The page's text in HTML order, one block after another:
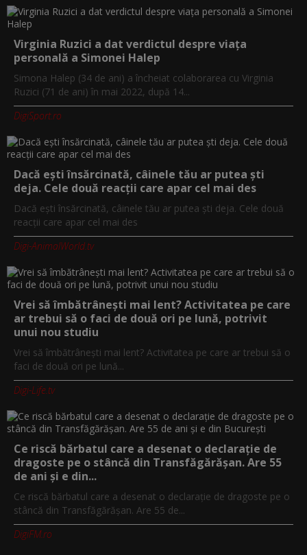
Virginia Ruzici a dat verdictul despre viața
personală a Simonei Halep
Simona Halep (34 de ani) a încheiat colaborarea cu Virginia
Ruzici (71 de ani) în mai 2022, după 14...
DigiSport.ro
Dacă ești însărcinată, câinele tău ar putea ști
deja. Cele două reacții care apar cel mai des
Dacă ești însărcinată, câinele tău ar putea ști deja. Cele două
reacții care apar cel mai des
Digi-AnimalWorld.tv
Vrei să îmbătrânești mai lent? Activitatea pe care
ar trebui să o faci de două ori pe lună, potrivit
unui nou studiu
Vrei să îmbătrânești mai lent? Activitatea pe care ar trebui să o
faci de două ori pe lună...
Digi-Life.tv
Ce riscă bărbatul care a desenat o declarație de
dragoste pe o stâncă din Transfăgărășan. Are 55
de ani și e din...
Ce riscă bărbatul care a desenat o declarație de dragoste pe o
stâncă din Transfăgărășan. Are 55 de...
DigiFM.ro